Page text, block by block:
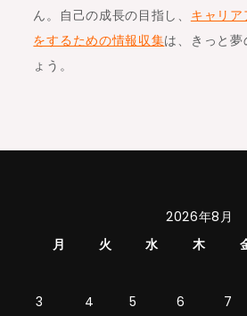
ん。自己の成長の目指し、 キャリ
をするための情報収集は、きっと夢
ょう。
2026年8月
月
火 水 木
3
4 5 6 7